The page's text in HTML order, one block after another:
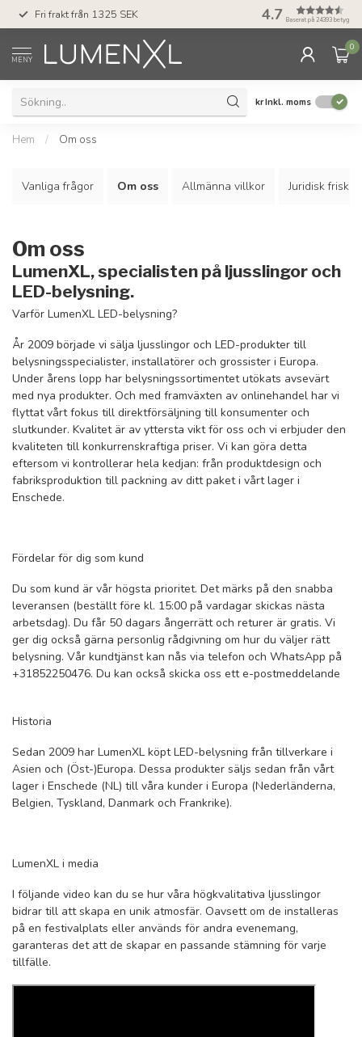
Fri frakt från 1325 SEK 50 dagars
Klarna
4.7 Baserat på 24393 betyg
MENY
0
krInkl. moms
Hem / Om oss
Vanliga frågor Om oss Allmänna villkor Juridisk
Om oss
LumenXL, specialisten på ljusslingor och
LED-belysning.
Varför LumenXL LED-belysning?
År 2009 började vi sälja ljusslingor och LED-produkter till
belysningsspecialister, installatörer och grossister i Europa.
Under årens lopp har belysningssortimentet utökats avsevärt
med nya produkter. Och med framväxten av onlinehandel har vi
flyttat vårt fokus till direktförsäljning till konsumenter och
slutkunder. Kvalitet är av yttersta vikt för oss och vi erbjuder den
kvaliteten till konkurrenskraftiga priser. Vi kan göra detta
eftersom vi kontrollerar hela kedjan: från produktdesign och
fabriksproduktion till packning av ditt paket i vårt lager i
Enschede.
Fördelar för dig som kund
Du som kund är vår högsta prioritet. Det märks på den snabba
leveransen (beställt före kl. 15:00 på vardagar skickas nästa
arbetsdag). Du får 50 dagars ångerrätt och returer är gratis. Vi
ger dig också gärna personlig rådgivning om hur du väljer rätt
belysning. Vår kundtjänst kan nås via telefon och WhatsApp på
+31852250476. Du kan också skicka oss ett e-postmeddelande
Historia
Sedan 2009 har LumenXL köpt LED-belysning från tillverkare i
Asien och (Öst-)Europa. Dessa produkter säljs sedan från vårt
lager i Enschede (NL) till våra kunder i Europa (Nederländerna,
Belgien, Tyskland, Danmark och Frankrike).
LumenXL i media
I följande video kan du se hur våra högkvalitativa ljusslingor
bidrar till att skapa en unik atmosfär. Oavsett om de installeras
på en festivalplats eller används för andra evenemang,
garanteras det att de skapar en passande stämning för varje
tillfälle.